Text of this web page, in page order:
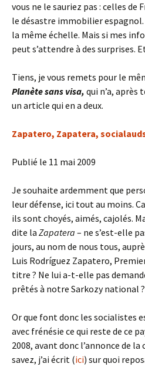
vous ne le sauriez pas : celles de
le désastre immobilier
la même échelle. Mais si mes
peut s’attendre à des surprises.
Tiens, je vous remets pour le
Planète sans visa, qui n’a, après
un article qui en a deux.
Zapatero, Zapatera,
Publié le 11 mai 2009
Je souhaite ardemment que
leur défense, ici tout au moins.
ils sont choyés, aimés, cajolés.
dite la Zapatera – ne s’est-elle
jours, au nom de nous tous,
Luis Rodríguez Zapatero,
titre ? Ne lui a-t-elle pas
prêtés à notre Sarkozy national ?
Or que font donc les socialistes
avec frénésie ce qui reste de ce
2008, avant donc l’annonce de
savez, j’ai écrit (ici) sur quoi